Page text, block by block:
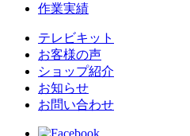
作業実績
テレビキット
お客様の声
ショップ紹介
お知らせ
お問い合わせ